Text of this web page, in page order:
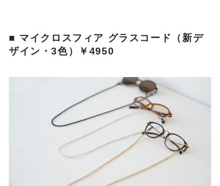
■ マイクロスフィア グラスコード（新デ
ザイン・3色）￥4950